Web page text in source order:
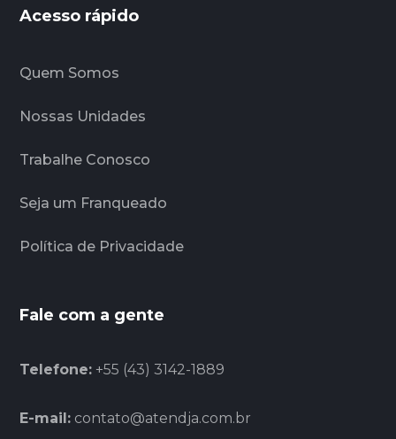
Acesso rápido
Quem Somos
Nossas Unidades
Trabalhe Conosco
Seja um Franqueado
Política de Privacidade
Fale com a gente
Telefone: +55 (43) 3142-1889
E-mail: contato@atendja.com.br